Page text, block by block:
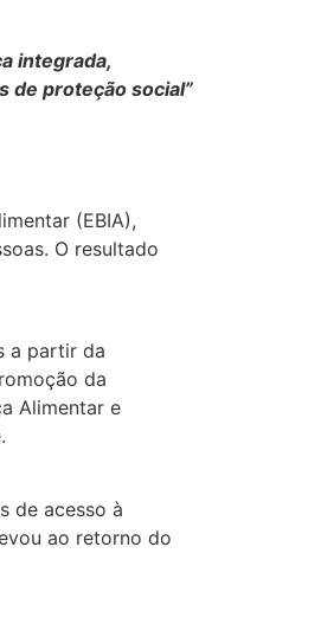
integrada,
de proteção social”
(EBIA),
O resultado
a partir da
da
Alimentar e
de acesso à
ao retorno do